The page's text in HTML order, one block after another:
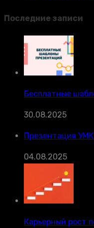
Последние записи
Бесплатные
30.08.2025
Презентация
04.08.2025
Карьерный рост